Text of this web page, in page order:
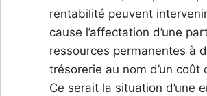
rentabilité peuvent
cause l’affectation d’une
ressources permanentes à
trésorerie au nom d’un coût
Ce serait la situation d’une